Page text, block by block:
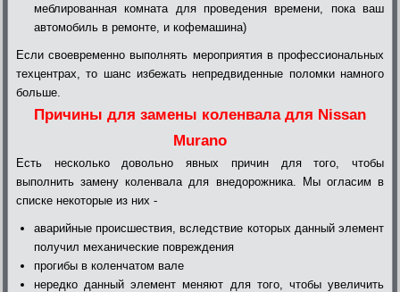
меблированная комната для проведения времени, пока ваш
автомобиль в ремонте, и кофемашина)
Если своевременно выполнять мероприятия в профессиональных
техцентрах, то шанс избежать непредвиденные поломки намного
больше.
Причины для замены коленвала для Nissan
Murano
Есть несколько довольно явных причин для того, чтобы
выполнить замену коленвала для внедорожника. Мы огласим в
списке некоторые из них -
аварийные происшествия, вследствие которых данный элемент
получил механические повреждения
прогибы в коленчатом вале
нередко данный элемент меняют для того, чтобы увеличить